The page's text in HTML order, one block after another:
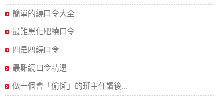
簡單的繞口令大全
最難黑化肥繞口令
四是四繞口令
最難繞口令精選
做一個會「偷懶」的班主任讀後...